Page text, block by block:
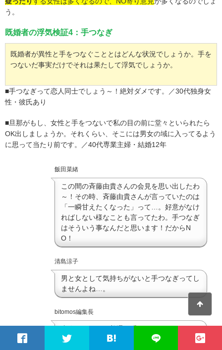
う。
既婚者の浮気検証4：手つなぎ
既婚者が異性と手をつなぐこととはどんな状況でしょうか。手を
つないだ事実だけでそれは果たして浮気でしょうか。
■手つなぎって恋人同士でしょう～！絶対ダメです。／30代独身女
性・彼氏あり
■旦那がもし、女性と手をつないで私の目の前に堂々といられたら
OK出しましょうか。それくらい、そこには男女の域に入ってるよう
に思って当たり前です。／40代専業主婦・結婚12年
飯田菜緒
この間の斉藤由貴さんの会見を思い出したわ
～！その時、斉藤由貴さんが言っていたのは
「一瞬甘えたくなった」って…。好意がなけ
ればしない様なことも言ってたわ。手つなぎ
はそういう事なんだと思います！だからN
O！
清島涼子
男と女として気持ちがないと手つなぎってし
ませんよね…。
bitomos編集長
ね…。